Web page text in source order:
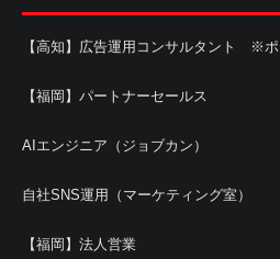
【高知】広告運用コンサルタント ※
【福岡】パートナーセールス
AIエンジニア（ジョブカン）
自社SNS運用（マーケティング室）
【福岡】法人営業